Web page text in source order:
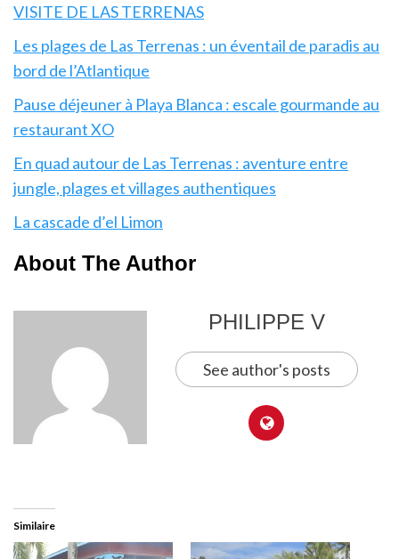
VISITE DE LAS TERRENAS
Les plages de Las Terrenas : un éventail de paradis au
bord de l’Atlantique
Pause déjeuner à Playa Blanca : escale gourmande au
restaurant XO
En quad autour de Las Terrenas : aventure entre
jungle, plages et villages authentiques
La cascade d’el Limon
About The Author
PHILIPPE V
See author's posts
Similaire